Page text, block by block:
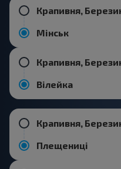
Мінськ
Вілейка
Плещениці